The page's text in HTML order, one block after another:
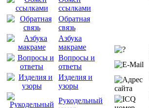
ссылками
Обратная
связь
Азбука
макраме
Вопросы и
ответы
Изделия и
узоры
Рукодельный